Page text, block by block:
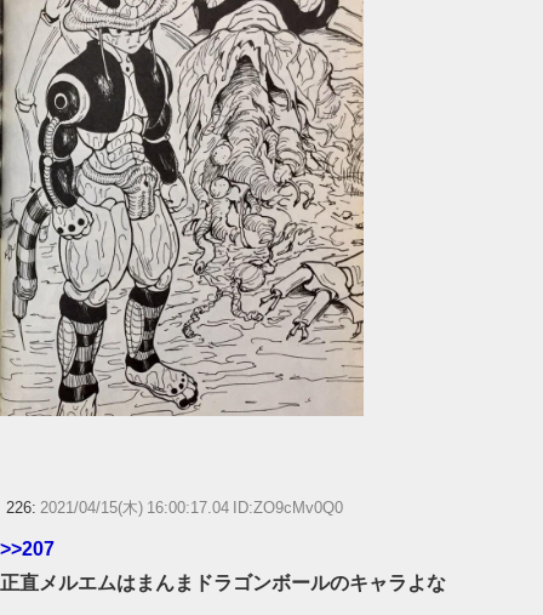
226: 2021/04/15(木) 16:00:17.04 ID:ZO9cMv0Q0
>>207
正直メルエムはまんまドラゴンボールのキャラよな